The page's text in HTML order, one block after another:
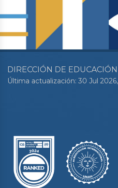
DIRECCIÓN DE
Última actualización: 30 Jul